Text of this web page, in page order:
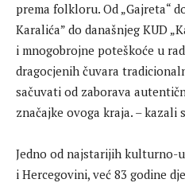
prema folkloru. Od „Gajreta“
Karalića” do današnjeg KUD
i mnogobrojne poteškoće u
dragocjenih čuvara
sačuvati od zaborava
značajke ovoga kraja. – kazali
Jedno od najstarijih kulturno-
i Hercegovini, već 83 godine